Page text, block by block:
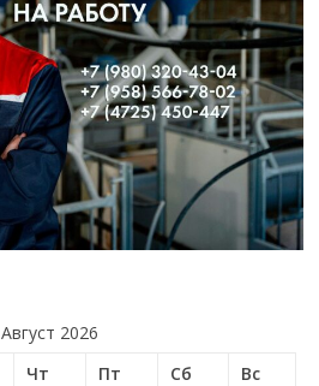
Август 2026
Чт Пт Сб
Вс